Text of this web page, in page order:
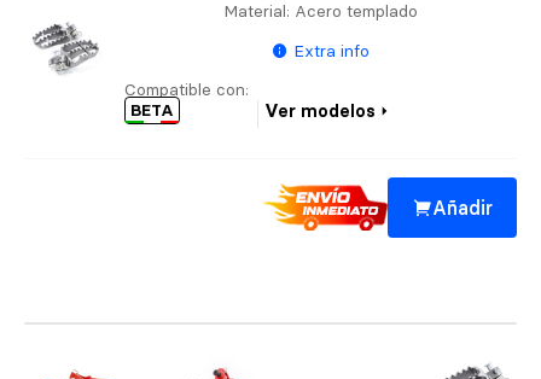
Material: Acero templado
Extra info
Compatible con:
BETA
Ver modelos
Añadir